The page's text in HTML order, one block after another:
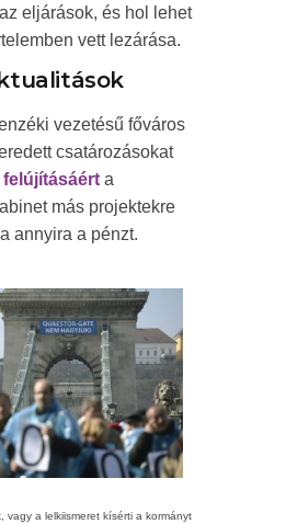
eljárások, és hol lehet
vett lezárása.
vezetésű főváros
csatározásokat
felújításáért a
más projektekre
annyira a pénzt.
vagy a lelkiismeret kísérti a kormányt